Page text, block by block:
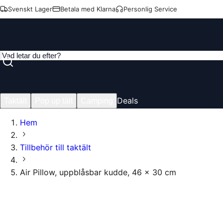
Svenskt Lager Betala med Klarna Personlig Service
Deals
Hem
Tillbehör till taktält
Air Pillow, uppblåsbar kudde, 46 x 30 cm